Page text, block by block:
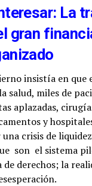
La
gran
insistía en que
salud, miles de
aplazadas,
y
crisis de
son el sistema
de derechos; la